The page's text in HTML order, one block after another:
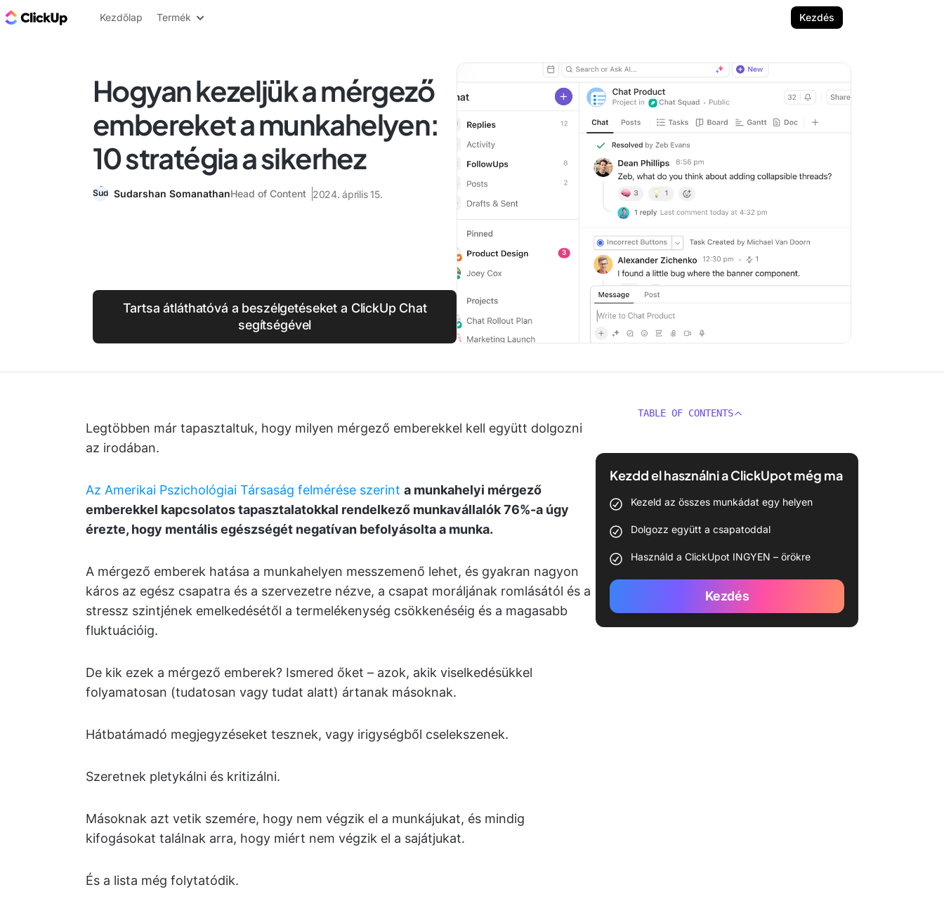
ClickUp blog
Kezdőlap Termék Kezdés
Hogyan kezeljük a mérgező
embereket a munkahelyen:
10 stratégia a sikerhez
Sudarshan SomanathanHead of Content 2024. április 15.
Tartsa átláthatóvá a beszélgetéseket a ClickUp Chat
segítségével
Legtöbben már tapasztaltuk, hogy milyen mérgező emberekkel kell együtt dolgozni
az irodában.
Az Amerikai Pszichológiai Társaság felmérése szerint a munkahelyi mérgező
emberekkel kapcsolatos tapasztalatokkal rendelkező munkavállalók 76%-a úgy
érezte, hogy mentális egészségét negatívan befolyásolta a munka.
A mérgező emberek hatása a munkahelyen messzemenő lehet, és gyakran nagyon
káros az egész csapatra és a szervezetre nézve, a csapat moráljának romlásától és a
stressz szintjének emelkedésétől a termelékenység csökkenéséig és a magasabb
fluktuációig.
De kik ezek a mérgező emberek? Ismered őket – azok, akik viselkedésükkel
folyamatosan (tudatosan vagy tudat alatt) ártanak másoknak.
Hátbatámadó megjegyzéseket tesznek, vagy irigységből cselekszenek.
Szeretnek pletykálni és kritizálni.
Másoknak azt vetik szemére, hogy nem végzik el a munkájukat, és mindig
kifogásokat találnak arra, hogy miért nem végzik el a sajátjukat.
És a lista még folytatódik.
TABLE OF CONTENTS
Kezdd el használni a ClickUpot még ma
Kezeld az összes munkádat egy helyen
Dolgozz együtt a csapatoddal
Használd a ClickUpot INGYEN – örökre
Kezdés